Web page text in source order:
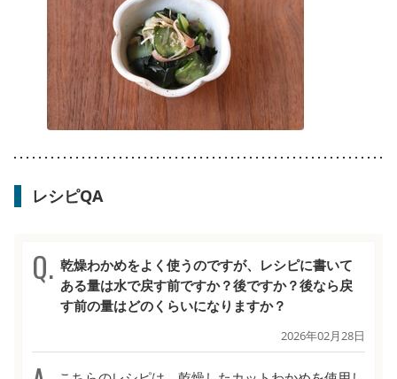
レシピQA
乾燥わかめをよく使うのですが、レシピに書いて
ある量は水で戻す前ですか？後ですか？後なら戻
す前の量はどのくらいになりますか？
2026年02月28日